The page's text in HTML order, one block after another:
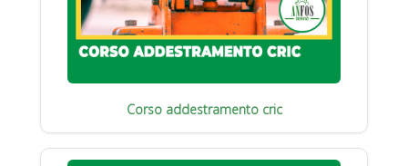
Corso addestramento cric